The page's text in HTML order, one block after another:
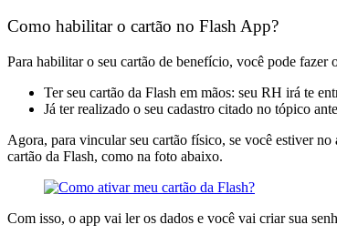
Como habilitar o cartão no Flash App?
Para habilitar o seu cartão de benefício, você pode fazer
Ter seu cartão da Flash em mãos: seu RH irá te
Já ter realizado o seu cadastro citado no tópico
Agora, para vincular seu cartão físico, se você estiver no
cartão da Flash, como na foto abaixo.
Com isso, o app vai ler os dados e você vai criar sua